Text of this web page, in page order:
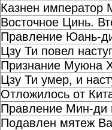
Казнен император
Восточное Цинь.
Правление Юань-
Цзу Ти повел
Признание Муюна
Цзу Ти умер, и
Отложилось от
Правление Мин-ди
Подавлен мятеж